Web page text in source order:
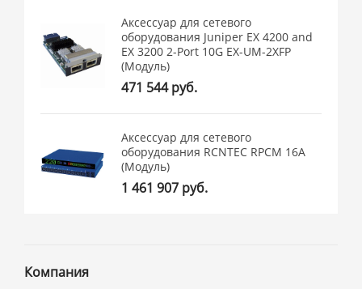
Аксессуар для сетевого
оборудования Juniper EX 4200 and
EX 3200 2-Port 10G EX-UM-2XFP
(Модуль)
471 544 руб.
Аксессуар для сетевого
оборудования RCNTEC RPCM 16A
(Модуль)
1 461 907 руб.
Компания